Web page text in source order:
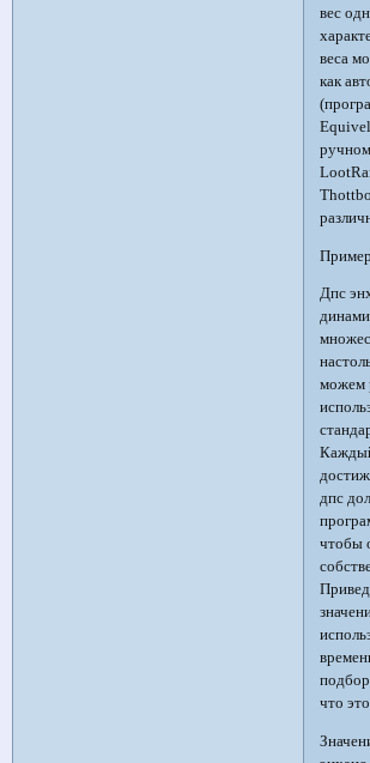
вес
веса
как
Дпс
можем
дпс
чтобы
что